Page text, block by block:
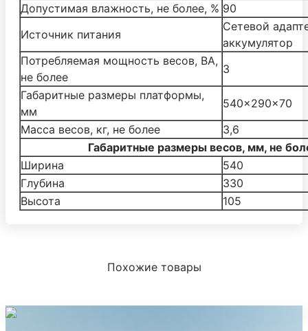
Допустимая влажность, не более, % 90
Источник питания
Cетевой
аккумулятор
Потребляемая мощность весов, ВА,
не более
3
Габаритные размеры платформы,
мм
540×290×70
Масса весов, кг, не более
3,6
Габаритные размеры весов, мм, не
Ширина
540
Глубина
330
Высота
105
Похожие товары